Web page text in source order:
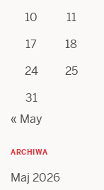
10
11
17
18
24
25
31
« May
ARCHIWA
Maj 2026